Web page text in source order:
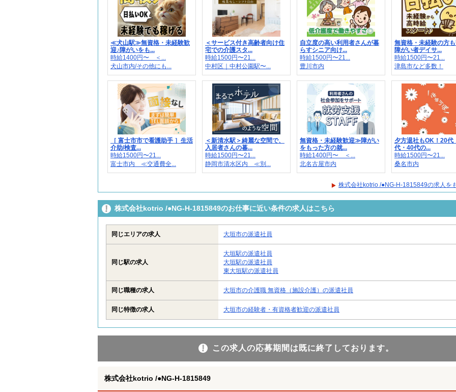
≪犬山駅≫無資格・未経験歓
迎♪障がいをも...
時給1400円〜 ＜...
犬山市内/その他にも...
＜サービス付き高齢者向け住
宅での介護スタ...
時給1500円〜21...
中村区｜中村公園駅〜...
自立度の高い利用者さんが暮
らすシニア向け...
時給1500円〜21...
豊川市内
無資格・未経験の方
障がい者デイサ...
時給1500円〜21...
津島市など多数！
［ 富士市市で看護助手 ］生活
介助/検査...
時給1500円〜21...
富士市内 ≪交通費全...
＜新清水駅＞綺麗な空間で、
入居者さんの暮...
時給1500円〜21...
静岡市清水区内 ≪別...
無資格・未経験歓迎≫障がい
をもった方の就...
時給1400円〜 ＜...
北名古屋市内
夕方退社もOK！20代
代・40代の...
時給1500円〜21...
桑名市内
株式会社kotrio /●NG-H-1815849の求人を
株式会社kotrio /●NG-H-1815849のお仕事に近い条件の求人はこちら
同じエリアの求人 大垣市の派遣社員
同じ駅の求人
大垣駅の派遣社員
大垣駅の派遣社員
東大垣駅の派遣社員
同じ職種の求人 大垣市の介護職 無資格（施設介護）の派遣社員
同じ特徴の求人 大垣市の経験者・有資格者歓迎の派遣社員
この求人の応募期間は既に終了しております。
株式会社kotrio /●NG-H-1815849